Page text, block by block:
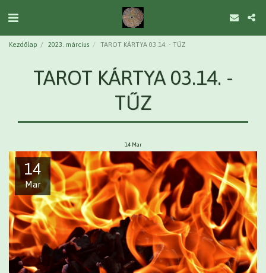
Kezdőlap 2023. március TAROT KÁRTYA 03.14. - TŰZ
TAROT KÁRTYA 03.14. -
TŰZ
14 Mar
14
Mar